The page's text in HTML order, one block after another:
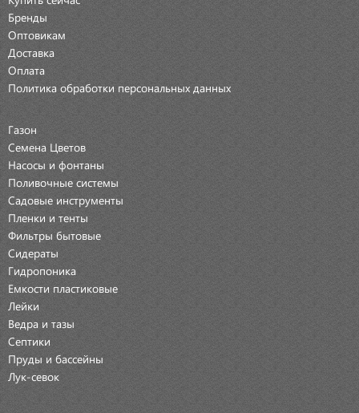
Бренды
Оптовикам
Доставка
Оплата
Политика обработки персональных данных
Газон
Семена Цветов
Насосы и фонтаны
Поливочные системы
Садовые инструменты
Пленки и тенты
Фильтры бытовые
Сидераты
Гидропоника
Емкости пластиковые
Лейки
Ведра и тазы
Септики
Пруды и бассейны
Лук-севок